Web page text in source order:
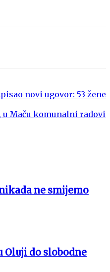
novi ugovor: 53 žene
u Maču komunalni radovi
ne smijemo
do slobodne